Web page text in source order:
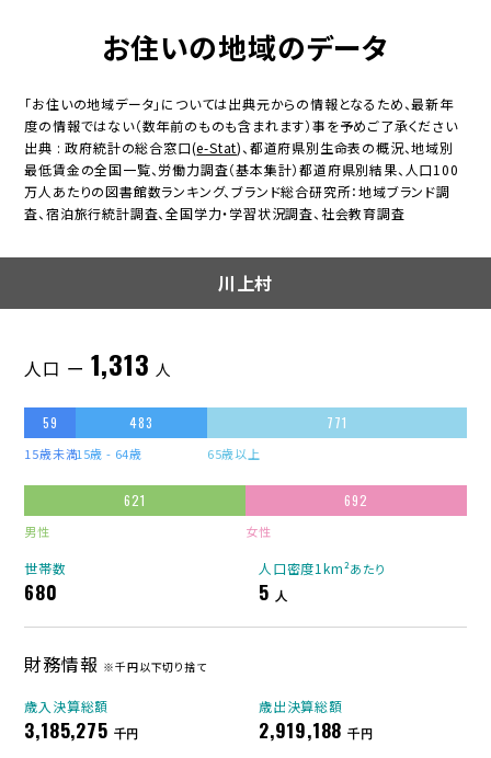
お住いの地域のデータ
「お住いの地域データ」については出典元からの情報となるため、最新年
度の情報ではない（数年前のものも含まれます）事を予めご了承ください
出典 : 政府統計の総合窓口(e-Stat)、都道府県別生命表の概況、地域別
最低賃金の全国一覧、労働力調査（基本集計）都道府県別結果、人口100
万人あたりの図書館数ランキング、ブランド総合研究所：地域ブランド調
査、宿泊旅行統計調査、全国学力・学習状況調査、社会教育調査
川上村
人口 ー 1,313 人
59
15歳未満
483
15歳 - 64歳
771
65歳以上
621
男性
692
女性
世帯数
680
人口密度1km²あたり
5 人
財務情報 ※千円以下切り捨て
歳入決算総額
3,185,275 千円
歳出決算総額
2,919,188 千円